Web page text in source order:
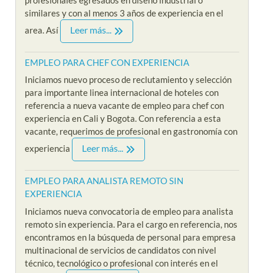
similares y con al menos 3 años de experiencia en el
area. Así
Leer más...
EMPLEO PARA CHEF CON EXPERIENCIA
Iniciamos nuevo proceso de reclutamiento y selección
para importante linea internacional de hoteles con
referencia a nueva vacante de empleo para chef con
experiencia en Cali y Bogota. Con referencia a esta
vacante, requerimos de profesional en gastronomía con
experiencia
Leer más...
EMPLEO PARA ANALISTA REMOTO SIN
EXPERIENCIA
Iniciamos nueva convocatoria de empleo para analista
remoto sin experiencia. Para el cargo en referencia, nos
encontramos en la búsqueda de personal para empresa
multinacional de servicios de candidatos con nivel
técnico, tecnológico o profesional con interés en el